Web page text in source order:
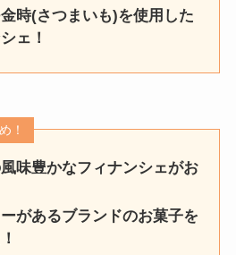
時(さつまいも)を使用した
ェ！
！
味豊かなフィナンシェがお
があるブランドのお菓子を